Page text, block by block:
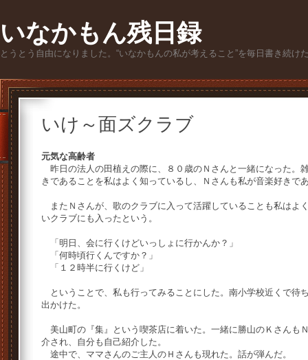
いなかもん残日録
とうとう自由になりました。“いなかもんの私が考えること”を毎日書き続け
いけ～面ズクラブ
元気な高齢者
昨日の法人の田植えの際に、８０歳のＮさんと一緒になった。
きであることを私はよく知っているし、Ｎさんも私が音楽好きで
またＮさんが、歌のクラブに入って活躍していることも私はよ
いクラブにも入ったという。
「明日、会に行くけどいっしょに行かんか？」
「何時頃行くんですか？」
「１２時半に行くけど」
ということで、私も行ってみることにした。南小学校近くで待
出かけた。
美山町の『集』という喫茶店に着いた。一緒に勝山のＫさんも
介され、自分も自己紹介した。
途中で、ママさんのご主人のＨさんも現れた。話が弾んだ。